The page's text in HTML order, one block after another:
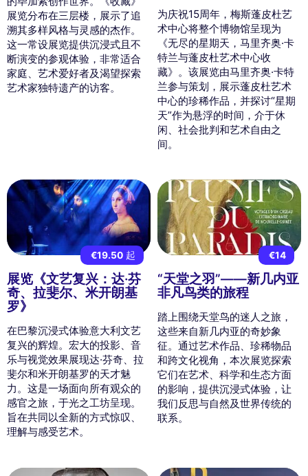
展览分布在三层楼，展示了追
溯其多样风格与灵感的杰作。
这一常设展览提供沉浸式且不
断演变的参观体验，非常适合
家庭、艺术爱好者及渴望探索
艺术家独特遗产的访客。
为庆祝15周年，梅斯蓬皮杜艺
术中心将整个博物馆呈现为
《无尽的星期天，马里齐奥·卡
特兰与蓬皮杜艺术中心收
藏》。该展览由马里齐奥·卡特
兰参与策划，展示蓬皮杜艺术
中心的珍稀作品，并探讨“星期
天”作为悬浮的时间，介于休
闲、社会批判和艺术自由之
间。
€19.50 起
展览《文艺复兴：达·芬
奇、拉斐尔、米开朗基
罗》
在巴黎沉浸式体验意大利文艺
复兴的辉煌。宏大的投影、音
乐与视觉效果展现达·芬奇、拉
斐尔和米开朗基罗的天才魅
力。这是一场面向所有观众的
感官之旅，于光之工坊呈现。
旨在共同以全新的方式惊叹、
理解与感受艺术。
€14
“天堂之羽”——新几内亚
非凡鸟类的旅程
踏上围绕天堂鸟的迷人之旅，
这些来自新几内亚的奇妙象
征。通过艺术作品、珍稀物品
和跨文化视角，本次展览探索
它们在艺术、科学和生态方面
的影响，提供沉浸式体验，让
我们反思与自然及世界传统的
联系。